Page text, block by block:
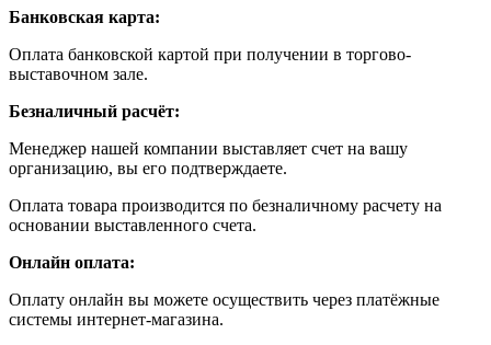
Банковская карта:
Оплата банковской картой при получении в торгово-
выставочном зале.
Безналичный расчёт:
Менеджер нашей компании выставляет счет на вашу
организацию, вы его подтверждаете.
Оплата товара производится по безналичному расчету на
основании выставленного счета.
Онлайн оплата:
Оплату онлайн вы можете осуществить через платёжные
системы интернет-магазина.